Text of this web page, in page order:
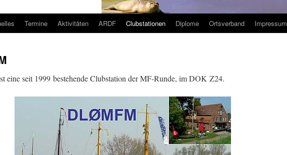
Termine Aktivitäten ARDF Clubstationen Diplome Ortsverband Impressum
eine seit 1999 bestehende Clubstation der MF-Runde, im DOK Z24.